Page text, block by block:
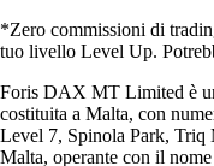
*Zero commissioni di
tuo livello Level Up.
Foris DAX MT Limited è
costituita a Malta, con
Level 7, Spinola Park,
Malta, operante con il nome